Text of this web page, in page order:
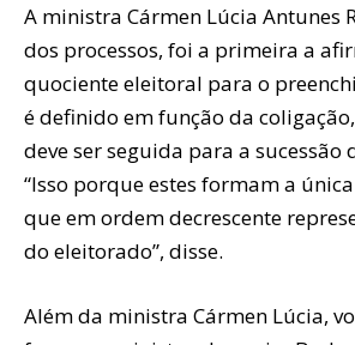
A ministra Cármen Lúcia Antunes
dos processos, foi a primeira a
quociente eleitoral para o
é definido em função da
deve ser seguida para a sucessão
“Isso porque estes formam a
que em ordem decrescente
do eleitorado”, disse.
Além da ministra Cármen Lúcia,